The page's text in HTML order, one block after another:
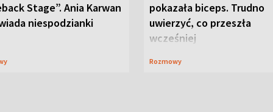
Stage”. Ania Karwan
niespodzianki
pokazała biceps. Trudno
uwierzyć, co przeszła
wcześniej
Rozmowy